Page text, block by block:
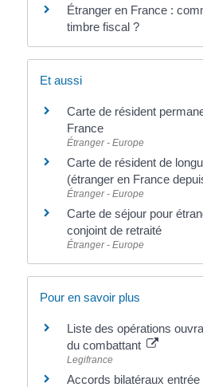
Étranger en France :
timbre fiscal ?
Et aussi
Carte de résident
France
Étranger - Europe
Carte de résident de
(étranger en France
Étranger - Europe
Carte de séjour pour
conjoint de retraité
Étranger - Europe
Pour en savoir plus
Liste des opérations
du combattant
Legifrance
Accords bilatéraux